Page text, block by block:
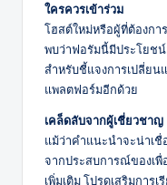
ใครควรเข้าร่วม
โฮสต์ใหม่หรือผู้ที่ต้องกา
พบว่าฟอรัมนี้มีประโยช
สำหรับชี้แจงการเปลี่ยน
แพลตฟอร์มอีกด้วย
เคล็ดลับจากผู้เชี่ยวชาญ
แม้ว่าคำแนะนำจะน่าเ
จากประสบการณ์ของเพื่
เพิ่มเติม โปรดเสริมกา